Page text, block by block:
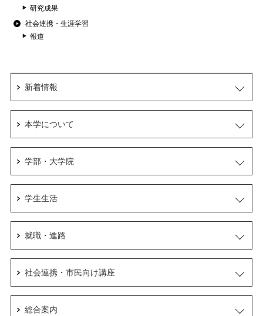
研究成果
社会連携・生涯学習
報道
新着情報
本学について
学部・大学院
学生生活
就職・進路
社会連携・市民向け講座
総合案内